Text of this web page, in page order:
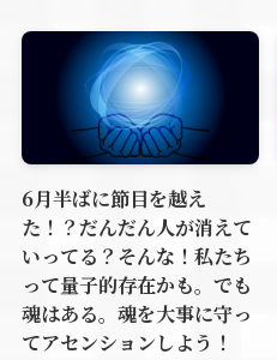
6月半ばに節目を越え
た！？だんだん人が消えて
いってる？そんな！私たち
って量子的存在かも。でも
魂はある。魂を大事に守っ
てアセンションしよう！